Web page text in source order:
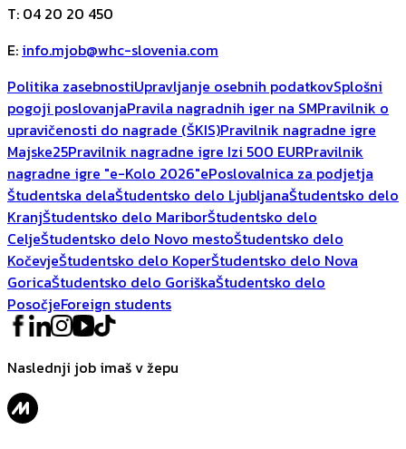
T: 04 20 20 450
E: info.mjob@whc-slovenia.com
Politika zasebnostiUpravljanje osebnih podatkovSplošni
pogoji poslovanjaPravila nagradnih iger na SMPravilnik o
upravičenosti do nagrade (ŠKIS)Pravilnik nagradne igre
Majske25Pravilnik nagradne igre Izi 500 EURPravilnik
nagradne igre "e-Kolo 2026"ePoslovalnica za podjetja
Študentska delaŠtudentsko delo LjubljanaŠtudentsko delo
KranjŠtudentsko delo MariborŠtudentsko delo
CeljeŠtudentsko delo Novo mestoŠtudentsko delo
KočevjeŠtudentsko delo KoperŠtudentsko delo Nova
GoricaŠtudentsko delo GoriškaŠtudentsko delo
PosočjeForeign students
Naslednji job imaš v žepu